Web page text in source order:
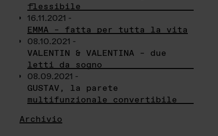
flessibile
16.11.2021 -
EMMA – fatta per tutta la vita
08.10.2021 -
VALENTIN & VALENTINA – due
letti da sogno
08.09.2021 -
GUSTAV, la parete
multifunzionale convertibile
Archivio